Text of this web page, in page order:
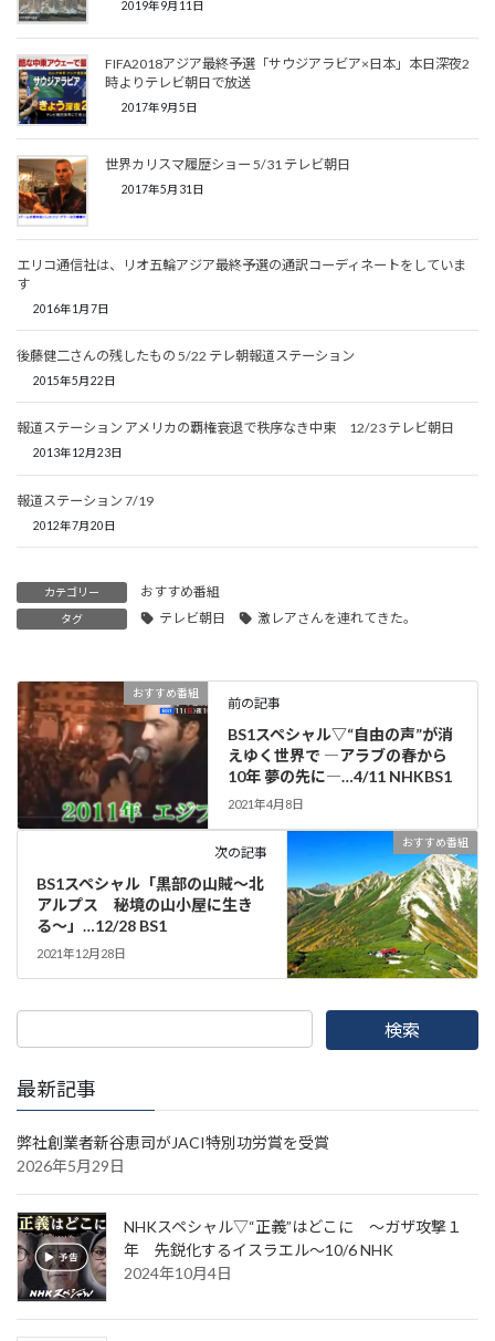
2019年9月11日
FIFA2018アジア最終予選「サウジアラビア×日本」本日深夜2
時よりテレビ朝日で放送
2017年9月5日
世界カリスマ履歴ショー 5/31 テレビ朝日
2017年5月31日
エリコ通信社は、リオ五輪アジア最終予選の通訳コーディネートをしていま
す
2016年1月7日
後藤健二さんの残したもの 5/22 テレ朝報道ステーション
2015年5月22日
報道ステーション アメリカの覇権衰退で秩序なき中東 12/23 テレビ朝日
2013年12月23日
報道ステーション 7/19
2012年7月20日
カテゴリー おすすめ番組
タグ テレビ朝日 激レアさんを連れてきた。
おすすめ番組
前の記事
BS1スペシャル▽“自由の声”が消
えゆく世界で ―アラブの春から
10年 夢の先に―…4/11 NHKBS1
2021年4月8日
おすすめ番組
次の記事
BS1スペシャル「黒部の山賊～北
アルプス 秘境の山小屋に生き
る～」…12/28 BS1
2021年12月28日
最新記事
弊社創業者新谷恵司がJACI特別功労賞を受賞
2026年5月29日
NHKスペシャル▽“正義”はどこに ～ガザ攻撃１
年 先鋭化するイスラエル～10/6 NHK
2024年10月4日